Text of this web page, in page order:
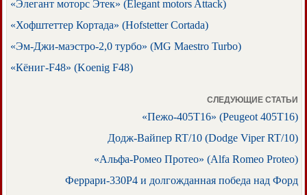
«Элегант моторс Этек» (Elegant motors Attack)
«Хофштеттер Кортада» (Hofstetter Cortada)
«Эм-Джи-маэстро-2,0 турбо» (MG Maestro Turbo)
«Кёниг-F48» (Koenig F48)
СЛЕДУЮЩИЕ СТАТЬИ
«Пежо-405Т16» (Peugeot 405T16)
Додж-Вайпер RT/10 (Dodge Viper RT/10)
«Альфа-Ромео Протео» (Alfa Romeo Proteo)
Феррари-330Р4 и долгожданная победа над Форд